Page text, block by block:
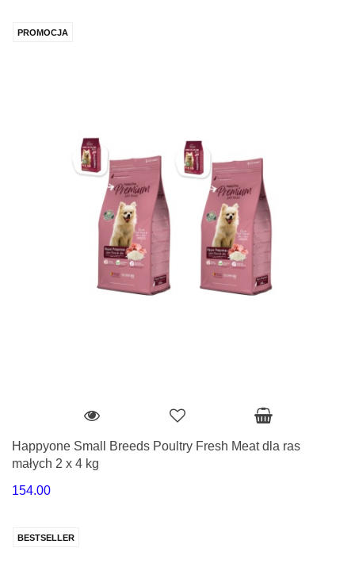
PROMOCJA
Happyone Small Breeds Poultry Fresh Meat dla ras
małych 2 x 4 kg
154.00
BESTSELLER